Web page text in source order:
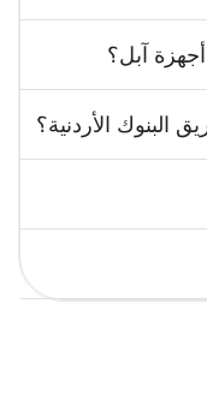
آبل؟
الأردنية؟